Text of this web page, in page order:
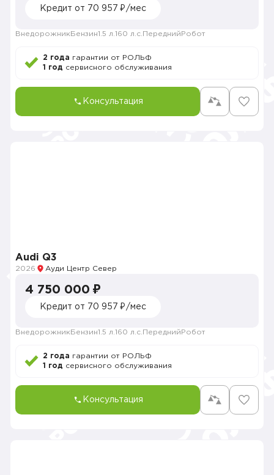
Кредит от 70 957 ₽/мес
Внедорожник Бензин1.5 л. 160 л.с. Передний Робот
2 года гарантии от РОЛЬФ
1 год сервисного обслуживания
Консультация
Audi Q3
2026 Ауди Центр Север
4 750 000 ₽
Кредит от 70 957 ₽/мес
Внедорожник Бензин1.5 л. 160 л.с. Передний Робот
2 года гарантии от РОЛЬФ
1 год сервисного обслуживания
Консультация